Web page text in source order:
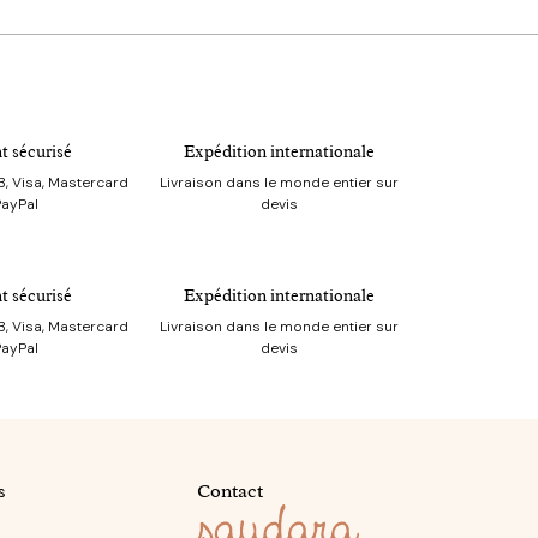
sécurisé
Visa, Mastercard
Expédition internationale
Livraison dans le monde entier sur
devis
sécurisé
Visa, Mastercard
Expédition internationale
Livraison dans le monde entier sur
devis
Contact